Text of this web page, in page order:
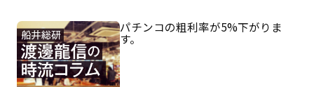
パチンコの粗利率が5%下がりま
す。